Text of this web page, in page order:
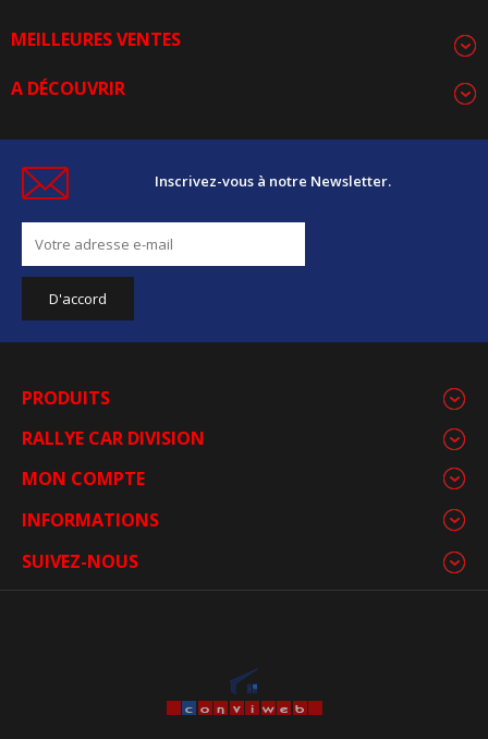
MEILLEURES VENTES
A DÉCOUVRIR
Inscrivez-vous à notre Newsletter.
PRODUITS
RALLYE CAR DIVISION
MON COMPTE
INFORMATIONS
SUIVEZ-NOUS